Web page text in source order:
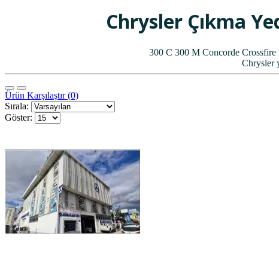
Chrysler Çıkma
300 C 300 M Concorde
Chrysler
Ürün Karşılaştır (0)
Sırala:
Göster: